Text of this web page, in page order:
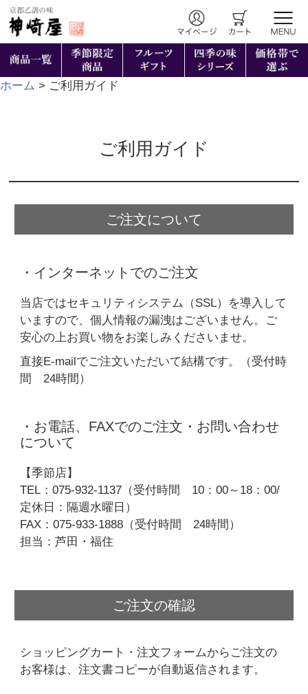
ホーム ご利用ガイド
ご利用ガイド
ご注文について
・インターネットでのご注文
当店ではセキュリティシステム（SSL）を導入して
いますので、個人情報の漏洩はございません。ご
安心の上お買い物をお楽しみくださいませ。
直接E-mailでご注文いただいて結構です。（受付時
間 24時間）
・お電話、FAXでのご注文・お問い合わせ
について
【季節店】
TEL：075-932-1137（受付時間 10：00～18：00/
定休日：隔週水曜日）
FAX：075-933-1888（受付時間 24時間）
担当：芦田・福住
ご注文の確認
ショッピングカート・注文フォームからご注文の
お客様は、注文書コピーが自動返信されます。